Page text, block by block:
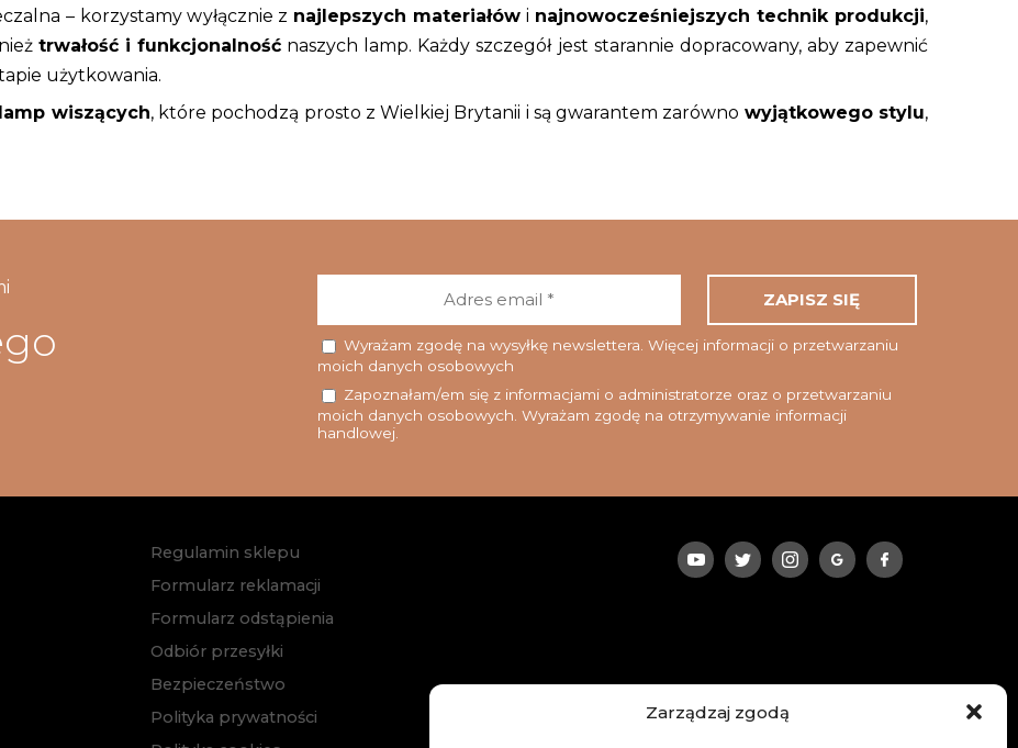
Zarządzaj zgodą
– korzystamy wyłącznie z najlepszych materiałów i najnowocześniejszych technik produkcji,
trwałość i funkcjonalność naszych lamp. Każdy szczegół jest starannie dopracowany, aby zapewnić
użytkowania.
lamp wiszących, które pochodzą prosto z Wielkiej Brytanii i są gwarantem zarówno wyjątkowego stylu,
Adres
*
Wyrażam zgodę na wysyłkę newslettera. Więcej informacji o przetwarzaniu
moich danych osobowych
Zapoznałam/em się z informacjami o administratorze oraz o przetwarzaniu
moich danych osobowych. Wyrażam zgodę na otrzymywanie informacji
handlowej.
Regulamin sklepu
Formularz reklamacji
Formularz odstąpienia
Odbiór przesyłki
Bezpieczeństwo
Polityka prywatności